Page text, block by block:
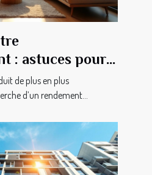
: astuces pour
réussie
de plus en plus
d’un rendement...